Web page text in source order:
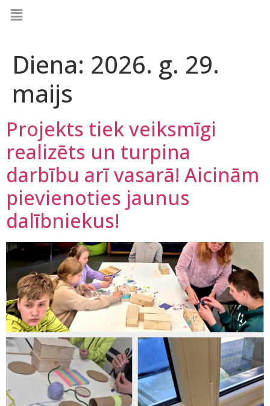
Diena: 2026. g. 29.
maijs
Projekts tiek veiksmīgi
realizēts un turpina
darbību arī vasarā! Aicinām
pievienoties jaunus
dalībniekus!